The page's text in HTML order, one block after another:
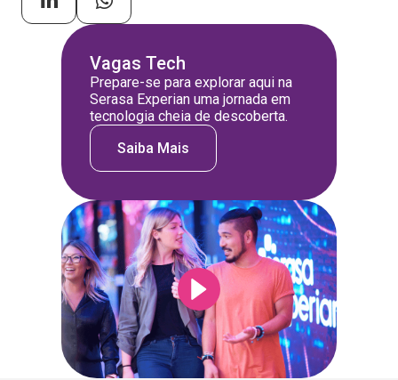
Vagas Tech
Prepare-se para explorar aqui na
Serasa Experian uma jornada em
tecnologia cheia de descoberta.
Saiba Mais